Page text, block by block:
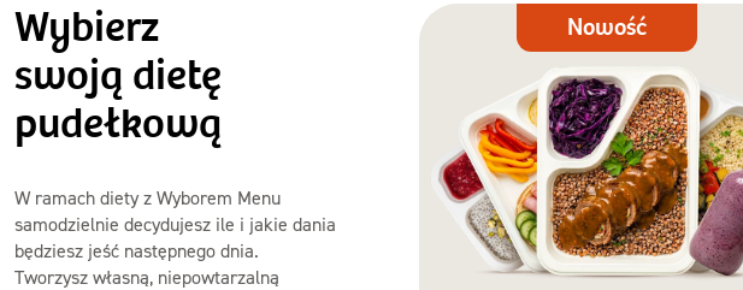
Wybierz
swoją dietę
pudełkową
W ramach diety z Wyborem Menu
samodzielnie decydujesz ile i jakie dania
będziesz jeść następnego dnia.
Tworzysz własną, niepowtarzalną
Dieta
Nowość